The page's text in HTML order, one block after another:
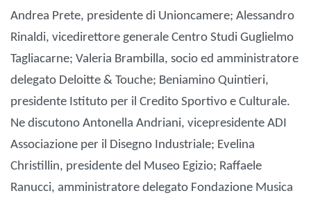
Andrea Prete, presidente di Unioncamere; Alessandro
Rinaldi, vicedirettore generale Centro Studi Guglielmo
Tagliacarne; Valeria Brambilla, socio ed amministratore
delegato Deloitte & Touche; Beniamino Quintieri,
presidente Istituto per il Credito Sportivo e Culturale.
Ne discutono Antonella Andriani, vicepresidente ADI
Associazione per il Disegno Industriale; Evelina
Christillin, presidente del Museo Egizio; Raffaele
Ranucci, amministratore delegato Fondazione Musica